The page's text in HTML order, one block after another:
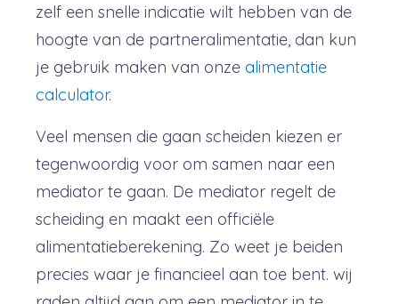
zelf een snelle indicatie wilt hebben van de
hoogte van de partneralimentatie, dan kun
je gebruik maken van onze alimentatie
calculator.
Veel mensen die gaan scheiden kiezen er
tegenwoordig voor om samen naar een
mediator te gaan. De mediator regelt de
scheiding en maakt een officiële
alimentatieberekening. Zo weet je beiden
precies waar je financieel aan toe bent. wij